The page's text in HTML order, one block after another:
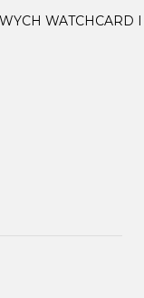
WATCHCARD I